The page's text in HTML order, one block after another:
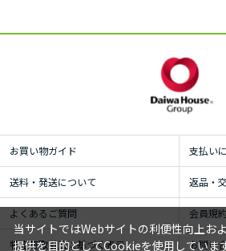
お買い物ガイド 支払い
送料・発送について 返品・
よくあるご質問 会員規約
特定商取引法に基づく表示 お問い
当サイトではWebサイトの利便性向上お
提供を目的としてCookieを使用していま